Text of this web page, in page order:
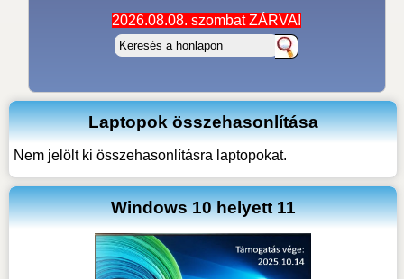
2026.08.08. szombat ZÁRVA!
Laptopok összehasonlítása
Nem jelölt ki összehasonlításra laptopokat.
Windows 10 helyett 11